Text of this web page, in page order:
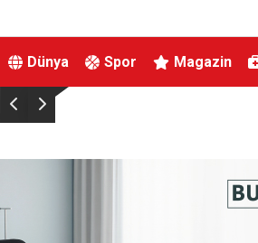
Dünya Spor Magazin
Almanya’da Ren Nehri’nde kuraklık alarmı: